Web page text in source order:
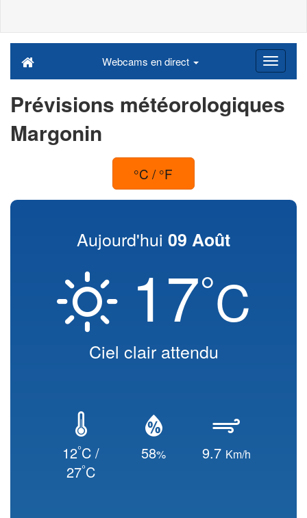
Webcams en direct
Prévisions météorologiques
Margonin
°C / °F
Aujourd'hui 09 Août
17°C
Ciel clair attendu
12°C /
27°C
58% 9.7 Km/h